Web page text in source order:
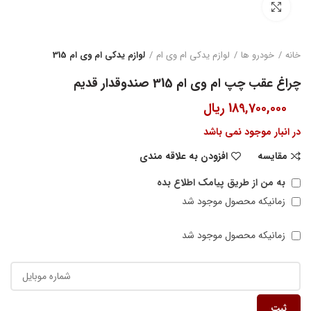
خانه خودرو ها لوازم یدکی ام وی ام لوازم یدکی ام وی ام 315
چراغ عقب چپ ام وی ام 315 صندوقدار قدیم
189,700,000 ریال
در انبار موجود نمی باشد
مقایسه
افزودن به علاقه مندی
به من از طریق پیامک اطلاع بده
زمانیکه محصول موجود شد
زمانیکه محصول موجود شد